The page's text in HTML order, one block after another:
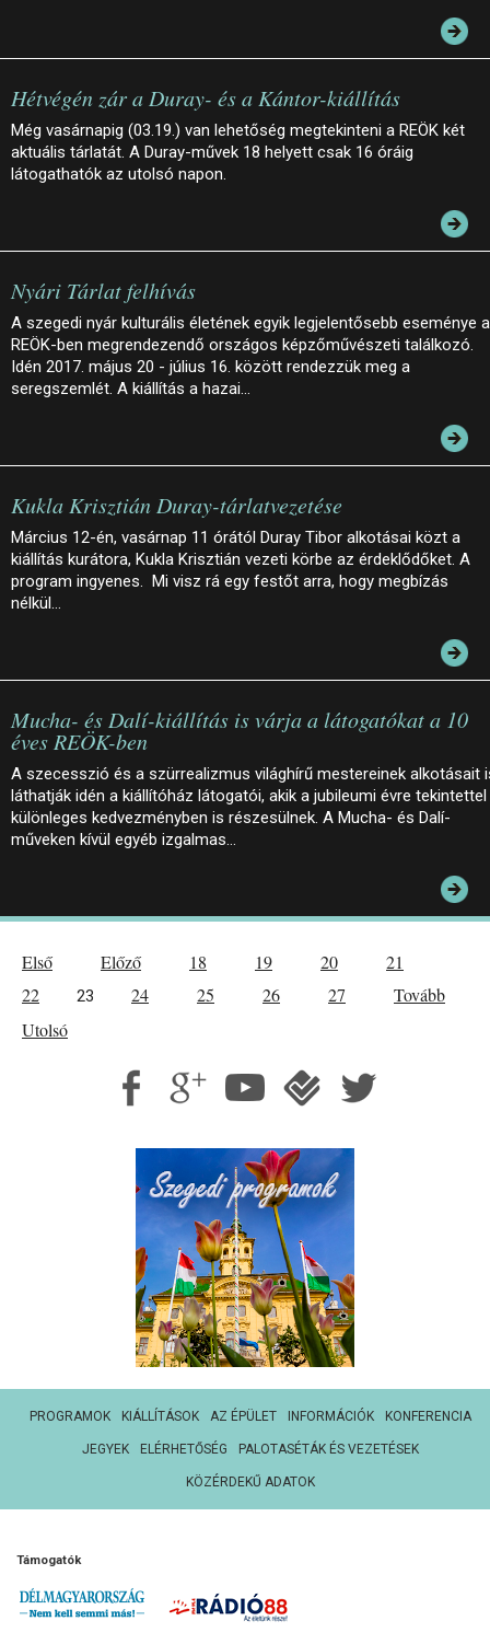
Hétvégén zár a Duray- és a Kántor-kiállítás
Még vasárnapig (03.19.) van lehetőség megtekinteni a REÖK két
aktuális tárlatát. A Duray-művek 18 helyett csak 16 óráig
látogathatók az utolsó napon.
Nyári Tárlat felhívás
A szegedi nyár kulturális életének egyik legjelentősebb eseménye a
REÖK-ben megrendezendő országos képzőművészeti találkozó.
Idén 2017. május 20 - július 16. között rendezzük meg a
seregszemlét. A kiállítás a hazai…
Kukla Krisztián Duray-tárlatvezetése
Március 12-én, vasárnap 11 órától Duray Tibor alkotásai közt a
kiállítás kurátora, Kukla Krisztián vezeti körbe az érdeklődőket. A
program ingyenes. Mi visz rá egy festőt arra, hogy megbízás
nélkül…
Mucha- és Dalí-kiállítás is várja a látogatókat a 10
éves REÖK-ben
A szecesszió és a szürrealizmus világhírű mestereinek alkotásait
láthatják idén a kiállítóház látogatói, akik a jubileumi évre tekintettel
különleges kedvezményben is részesülnek. A Mucha- és Dalí-
műveken kívül egyéb izgalmas…
Első Előző 18 19 20
21
22
23 24 25 26 27
Tovább
Utolsó
PROGRAMOK KIÁLLÍTÁSOK AZ ÉPÜLET INFORMÁCIÓK KONFERENCIA
JEGYEK ELÉRHETŐSÉG PALOTASÉTÁK ÉS VEZETÉSEK
KÖZÉRDEKŰ ADATOK
Támogatók